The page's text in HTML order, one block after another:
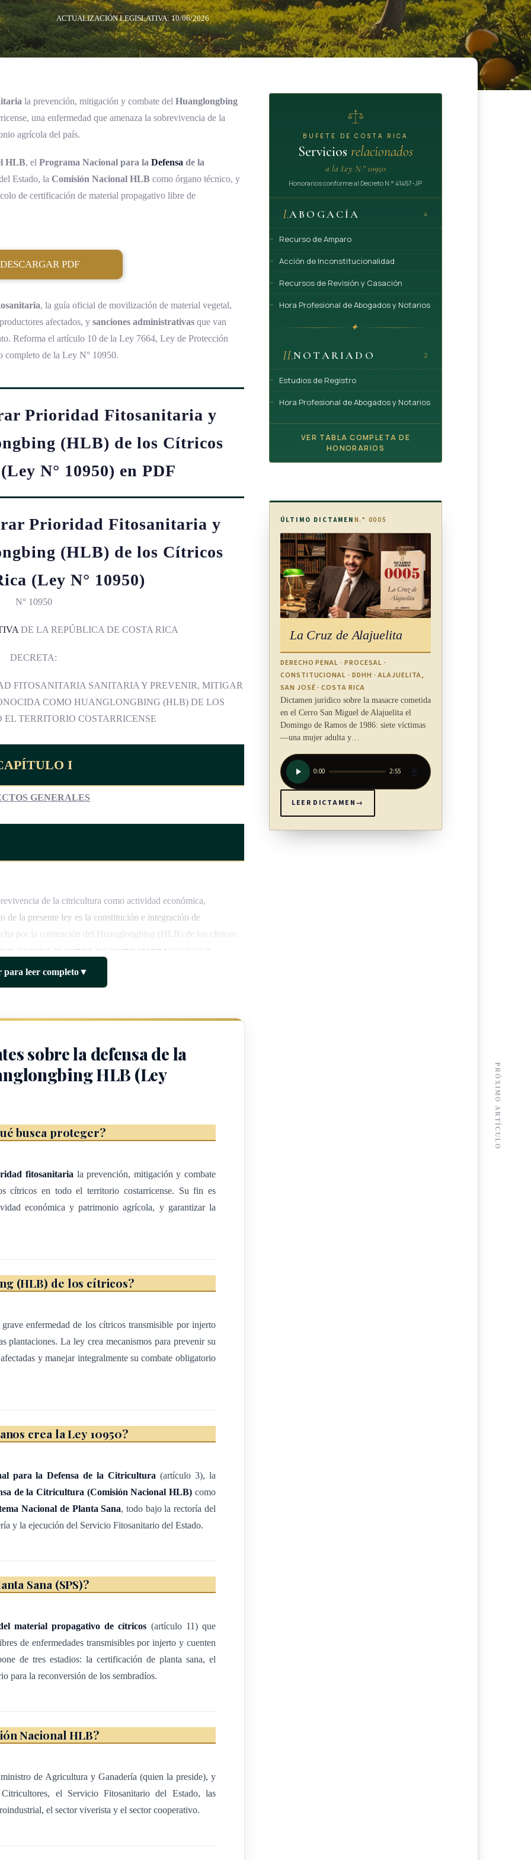
ACTUALIZACIÓN LEGISLATIVA: 10/06/2026
la prevención, mitigación y combate del Huanglongbing
una enfermedad que amenaza la sobrevivencia de la
agrícola del país.
HLB, el Programa Nacional para la Defensa de la
Estado, la Comisión Nacional HLB como órgano técnico, y
de certificación de material propagativo libre de
DESCARGAR PDF
, la guía oficial de movilización de material vegetal,
afectados, y sanciones administrativas que van
Reforma el artículo 10 de la Ley 7664, Ley de Protección
completo de la Ley N° 10950.
Prioridad Fitosanitaria y
(HLB) de los Cítricos
N° 10950) en PDF
Prioridad Fitosanitaria y
(HLB) de los Cítricos
(Ley N° 10950)
N° 10950
DE LA REPÚBLICA DE COSTA RICA
DECRETA:
FITOSANITARIA SANITARIA Y PREVENIR, MITIGAR
COMO HUANGLONGBING (HLB) DE LOS
EL TERRITORIO COSTARRICENSE
I
GENERALES
de la citricultura como actividad económica,
la presente ley es la constitución e integración de
por la contención del Huanglongbing (HLB) de los cítricos
Nacional de Manejo del Huanglongbing (HLB) y la
los cítricos, así como laboratorios y certificación de planta sana,
de la producción nacional y la seguridad alimentaria.
de la incidencia del Huanglongbing (HLB), así como el
y obligatorio de la enfermedad del Huanglongbing (HLB)
de controlar la enfermedad del HLB; todo ello de
7664, Ley de Protección Fitosanitaria, del 8 de abril de
otra medida en procura de la mitigación de sus efectos a corto,
de la plaga por medio de control biológico, la
prácticas conservativas que ayuden a manejar la enfermedad
del Estado.
similitud genética usado para la investigación, propagación o
alberga plantas madre libres de enfermedades, que se
grupo destinado a la propagación masiva de
u otros métodos.
la germinación y el desarrollo de tejidos sexuales (semillas) y
leer completo▼
sobre la defensa de la
HLB (Ley
busca proteger?
fitosanitaria la prevención, mitigación y combate
cítricos en todo el territorio costarricense. Su fin es
económica y patrimonio agrícola, y garantizar la
(HLB) de los cítricos?
enfermedad de los cítricos transmisible por injerto
plantaciones. La ley crea mecanismos para prevenir su
y manejar integralmente su combate obligatorio
crea la Ley 10950?
para la Defensa de la Citricultura (artículo 3), la
de la Citricultura (Comisión Nacional HLB) como
Nacional de Planta Sana, todo bajo la rectoría del
y la ejecución del Servicio Fitosanitario del Estado.
Sana (SPS)?
material propagativo de cítricos (artículo 11) que
de enfermedades transmisibles por injerto y cuenten
de tres estadios: la certificación de planta sana, el
para la reconversión de los sembradíos.
Nacional HLB?
de Agricultura y Ganadería (quien la preside), y
el Servicio Fitosanitario del Estado, las
el sector viverista y el sector cooperativo.
PRÓXIMO ARTÍCULO
BUFETE DE COSTA RICA
Servicios relacionados
a la Ley N.° 10950
Honorarios conforme al Decreto N.° 41457-JP
I.ABOGACÍA 4
Recurso de Amparo
Acción de Inconstitucionalidad
Recursos de Revisión y Casación
Hora Profesional de Abogados y Notarios
✦
II.NOTARIADO 2
Estudios de Registro
Hora Profesional de Abogados y Notarios
VER TABLA COMPLETA DE
HONORARIOS
ÚLTIMO DICTAMEN N.° 0005
La Cruz de Alajuelita
DERECHO PENAL · PROCESAL ·
CONSTITUCIONAL · DDHH · ALAJUELITA,
SAN JOSÉ · COSTA RICA
Dictamen jurídico sobre la masacre cometida
en el Cerro San Miguel de Alajuelita el
Domingo de Ramos de 1986: siete víctimas
—una mujer adulta y…
0:00 2:55
LEER DICTAMEN→